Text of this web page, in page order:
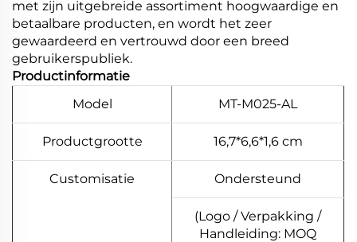
met zijn uitgebreide assortiment hoogwaardige en
betaalbare producten, en wordt het zeer
gewaardeerd en vertrouwd door een breed
gebruikerspubliek.
Productinformatie
Model
MT-M025-AL
Productgrootte 16,7*6,6*1,6 cm
Customisatie Ondersteund
(Logo / Verpakking /
Handleiding: MOQ